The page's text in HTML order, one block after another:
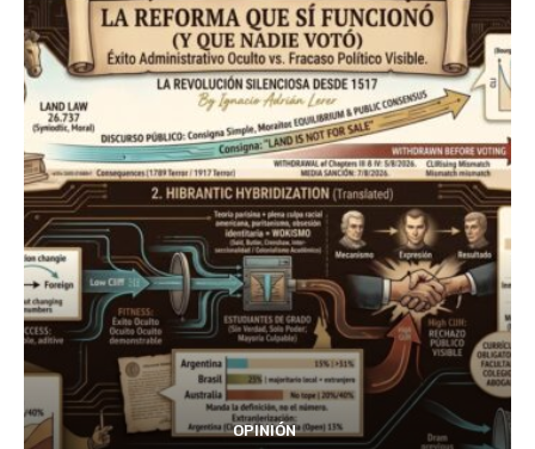
OPINIÓN